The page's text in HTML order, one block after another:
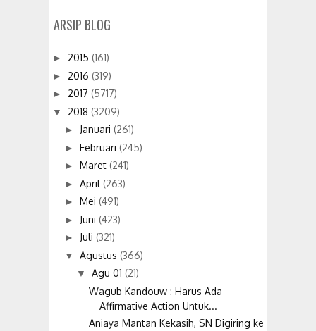
ARSIP BLOG
► 2015 (161)
► 2016 (319)
► 2017 (5717)
▼ 2018 (3209)
► Januari (261)
► Februari (245)
► Maret (241)
► April (263)
► Mei (491)
► Juni (423)
► Juli (321)
▼ Agustus (366)
▼ Agu 01 (21)
Wagub Kandouw : Harus Ada
Affirmative Action Untuk...
Aniaya Mantan Kekasih, SN Digiring ke